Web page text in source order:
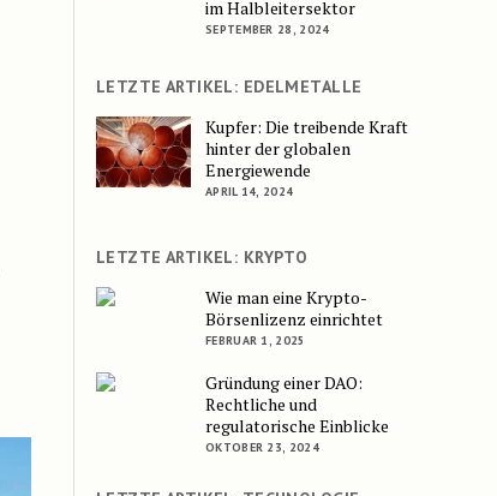
im Halbleitersektor
SEPTEMBER 28, 2024
LETZTE ARTIKEL: EDELMETALLE
Kupfer: Die treibende Kraft
hinter der globalen
Energiewende
APRIL 14, 2024
LETZTE ARTIKEL: KRYPTO
Wie man eine Krypto-
Börsenlizenz einrichtet
FEBRUAR 1, 2025
Gründung einer DAO:
Rechtliche und
regulatorische Einblicke
OKTOBER 23, 2024